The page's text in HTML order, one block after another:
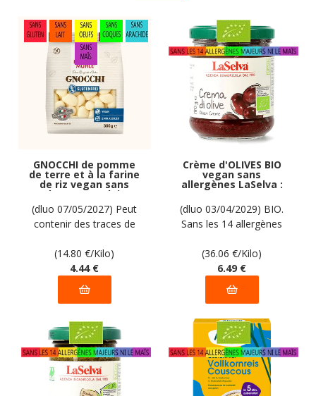
GNOCCHI de pomme
de terre et à la farine
de riz vegan sans
gluten, sans lait,
sans oeufs, sans
coque, sans arachide
Hammermülhe : 300g
(dluo 07/05/2027) Peut
contenir des traces de
déclarées par le
fabricant
(14.80 €/Kilo)
4.44 €
Crème d'OLIVES BIO
vegan sans
allergènes LaSelva :
180 grammes
(dluo 03/04/2029) BIO.
Sans les 14 allergènes
(36.06 €/Kilo)
6.49 €